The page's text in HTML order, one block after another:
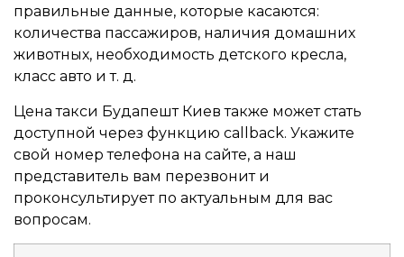
правильные данные, которые касаются:
количества пассажиров, наличия домашних
животных, необходимость детского кресла,
класс авто и т. д.
Цена такси Будапешт Киев также может стать
доступной через функцию callback. Укажите
свой номер телефона на сайте, а наш
представитель вам перезвонит и
проконсультирует по актуальным для вас
вопросам.